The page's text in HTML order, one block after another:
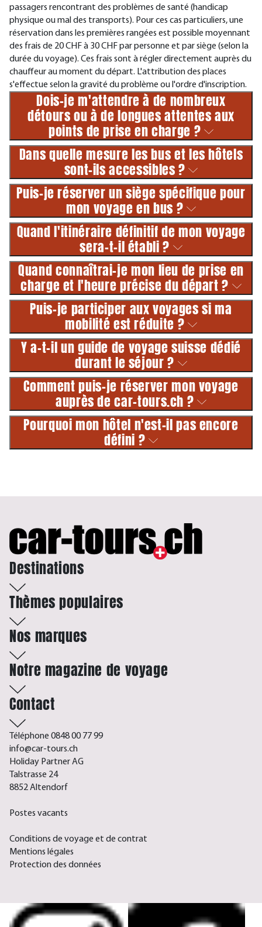
passagers rencontrant des problèmes de santé (handicap
physique ou mal des transports). Pour ces cas particuliers, une
réservation dans les premières rangées est possible moyennant
des frais de 20 CHF à 30 CHF par personne et par siège (selon la
durée du voyage). Ces frais sont à régler directement auprès du
chauffeur au moment du départ. L'attribution des places
s'effectue selon la gravité du problème ou l'ordre d'inscription.
Dois-je m'attendre à de nombreux
détours ou à de longues attentes aux
points de prise en charge ?
Dans quelle mesure les bus et les hôtels
sont-ils accessibles ?
Puis-je réserver un siège spécifique pour
mon voyage en bus ?
Quand l'itinéraire définitif de mon voyage
sera-t-il établi ?
Quand connaîtrai-je mon lieu de prise en
charge et l'heure précise du départ ?
Puis-je participer aux voyages si ma
mobilité est réduite ?
Y a-t-il un guide de voyage suisse dédié
durant le séjour ?
Comment puis-je réserver mon voyage
auprès de car-tours.ch ?
Pourquoi mon hôtel n'est-il pas encore
défini ?
Destinations
Thèmes populaires
Nos marques
Notre magazine de voyage
Contact
Téléphone 0848 00 77 99
info@car-tours.ch
Holiday Partner AG
Talstrasse 24
8852 Altendorf
Postes vacants
Conditions de voyage et de contrat
Mentions légales
Protection des données